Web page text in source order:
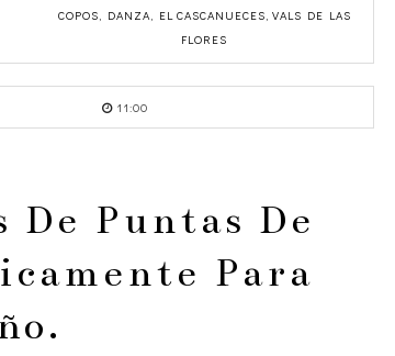
COPOS, DANZA, EL CASCANUECES, VALS DE LAS
FLORES
11:00
Puntas De
Para